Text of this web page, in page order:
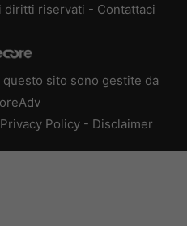
diritti riservati - Contattaci
sito sono gestite da
Privacy Policy - Disclaimer